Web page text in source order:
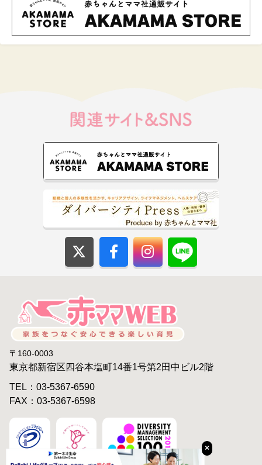
×
〒160-0003
東京都新宿区四谷本塩町14番1号第2田中ビル2階
TEL：03-5367-6590
FAX：03-5367-6598